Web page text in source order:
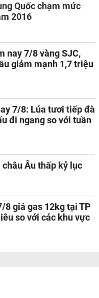
Quốc chạm mức
2016
nay 7/8 vàng SJC,
giảm mạnh 1,7 triệu
7/8: Lúa tươi tiếp đà
đi ngang so với tuần
Âu thấp kỷ lục
8 giá gas 12kg tại TP
so với các khu vực